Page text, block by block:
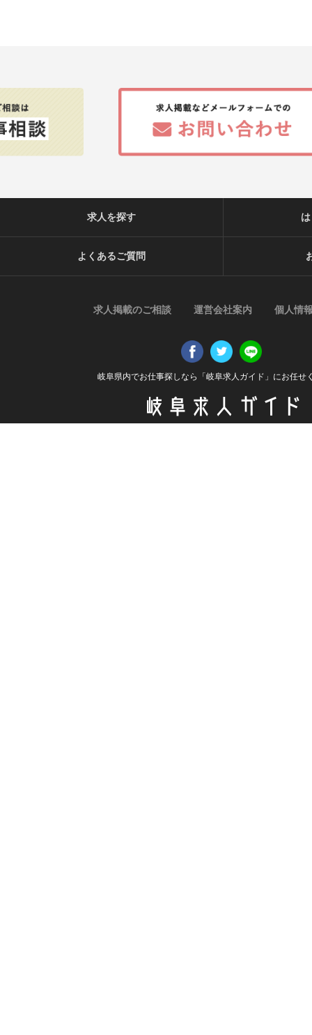
岐阜県内でお仕事探しなら「岐阜求人ガイド」にお任せ
求人を探す
よくあるご質問
求人掲載のご相談 運営会社案内 個人情